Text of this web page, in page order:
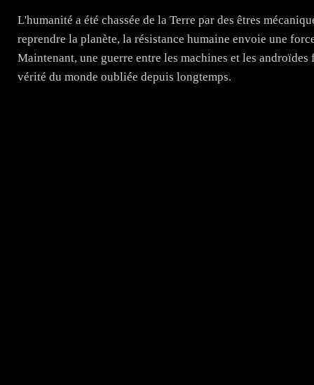
L'humanité a été chassée de la Terre par des êtres
reprendre la planète, la résistance humaine envoie une
Maintenant, une guerre entre les machines et les
vérité du monde oubliée depuis longtemps.